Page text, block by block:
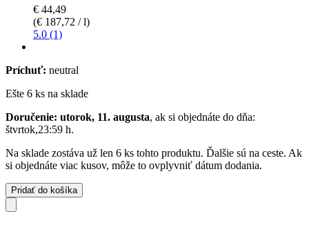
€ 44,49
(€ 187,72 / l)
5.0 (1)
Príchuť: neutral
Ešte 6 ks na sklade
Doručenie: utorok, 11. augusta, ak si objednáte do dňa:
štvrtok,23:59 h.
Na sklade zostáva už len 6 ks tohto produktu. Ďalšie sú na ceste. Ak
si objednáte viac kusov, môže to ovplyvniť dátum dodania.
Pridať do košíka